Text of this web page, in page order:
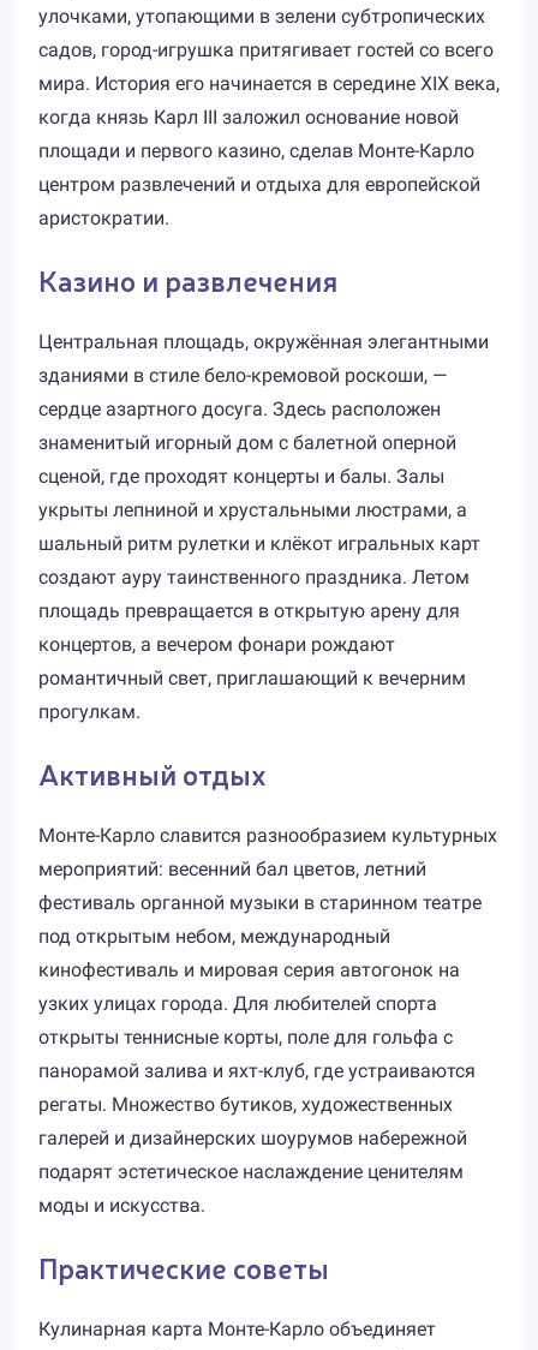
улочками, утопающими в зелени субтропических
садов, город-игрушка притягивает гостей со всего
мира. История его начинается в середине XIX века,
когда князь Карл III заложил основание новой
площади и первого казино, сделав Монте-Карло
центром развлечений и отдыха для европейской
аристократии.
Казино и развлечения
Центральная площадь, окружённая элегантными
зданиями в стиле бело-кремовой роскоши, —
сердце азартного досуга. Здесь расположен
знаменитый игорный дом с балетной оперной
сценой, где проходят концерты и балы. Залы
укрыты лепниной и хрустальными люстрами, а
шальный ритм рулетки и клёкот игральных карт
создают ауру таинственного праздника. Летом
площадь превращается в открытую арену для
концертов, а вечером фонари рождают
романтичный свет, приглашающий к вечерним
прогулкам.
Активный отдых
Монте-Карло славится разнообразием культурных
мероприятий: весенний бал цветов, летний
фестиваль органной музыки в старинном театре
под открытым небом, международный
кинофестиваль и мировая серия автогонок на
узких улицах города. Для любителей спорта
открыты теннисные корты, поле для гольфа с
панорамой залива и яхт-клуб, где устраиваются
регаты. Множество бутиков, художественных
галерей и дизайнерских шоурумов набережной
подарят эстетическое наслаждение ценителям
моды и искусства.
Практические советы
Кулинарная карта Монте-Карло объединяет